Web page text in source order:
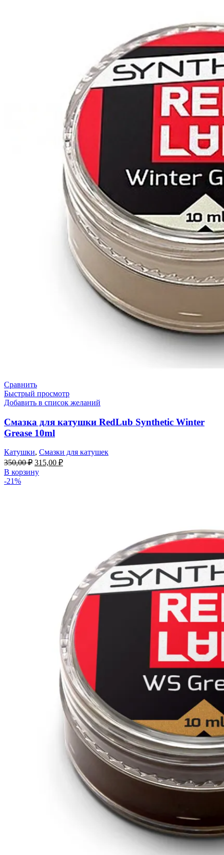
Сравнить
Быстрый просмотр
Добавить в список желаний
Смазка для катушки RedLub Synthetic Winter
Grease 10ml
Катушки, Смазки для катушек
350,00₽ 315,00 ₽
В корзину
-21%